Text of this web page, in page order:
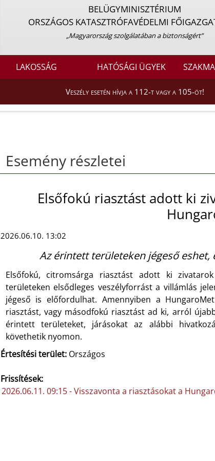
BELÜGYMINISZTÉRIUM
ORSZÁGOS KATASZTRÓFAVÉDELMI
„Magyarország szolgálatában a biztonságért”
LAKOSSÁG HATÓSÁGI ÜGYEK
Veszély esetén hívja a 112-t vagy a 105-öt!
Esemény részletei
Elsőfokú riasztást adott ki
2026.06.10. 13:02
Az érintett területeken jégeső eshet,
Elsőfokú, citromsárga riasztást adott ki
területeken elsődleges veszélyforrást a villámlás
jégeső is előfordulhat. Amennyiben a
riasztást, vagy másodfokú riasztást ad ki, arról
érintett területeket, járásokat az alábbi
követhetik nyomon.
Értesítési terület:Országos
Frissítések:
2026.06.11. 09:15 - Visszavonta a riasztásokat a